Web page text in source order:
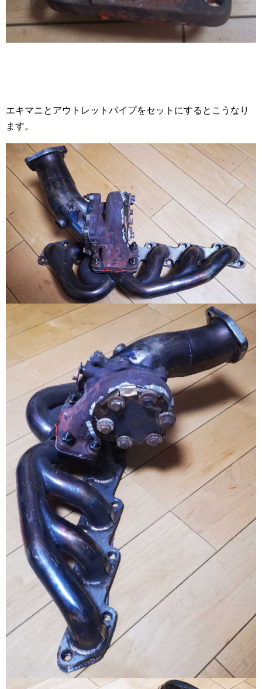
エキマニとアウトレットパイプをセットにするとこうなり
ます。